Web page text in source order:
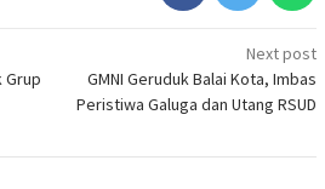
Grup
Next post
GMNI Geruduk Balai Kota, Imbas
Peristiwa Galuga dan Utang RSUD